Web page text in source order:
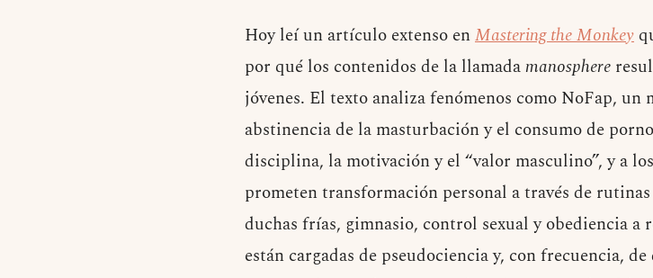
Hoy leí un artículo extenso enMastering the Monkey
por qué los contenidos de la llamadamanosphere
jóvenes. El texto analiza fenómenos como NoFap,
abstinencia de la masturbación y el consumo de
disciplina, la motivación y el “valor masculino”, y a
prometen transformación personal a través de
duchas frías, gimnasio, control sexual y obediencia a
están cargadas de pseudociencia y, con frecuencia,